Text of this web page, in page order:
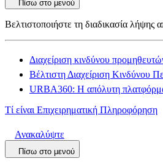
Πίσω στο μενού
Βελτιστοποιήστε τη διαδικασία λήψης
Διαχείριση κινδύνου
Βέλτιστη Διαχείριση Κινδύνου
URBA360: Η απόλυτη
Τί είναι Επιχειρηματική Πληροφόρηση
Ανακαλύψτε
Πίσω στο μενού